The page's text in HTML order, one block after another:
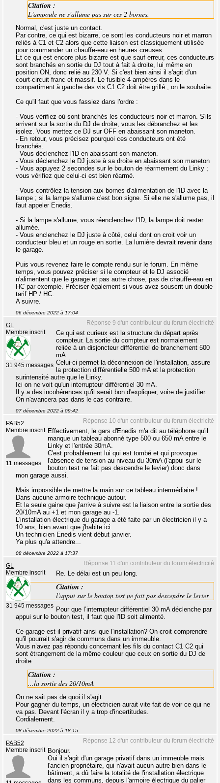
Citation :
L'ampoule ne s'allume pas sur ces 2 bornes.
Normal, c'est juste un contact.
Par contre, ce qui est bizarre, ce sont les conducteurs noir et marron
reliés à C1 et C2 alors que cette liaison est classiquement utilisée
pour commander un chauffe-eau en heures creuses.
Et ce qui est encore plus bizarre est que sauf erreur, ces conducteurs
sont branchés en sortie du DJ tout à fait à droite, lui même en
position ON, donc relié au 230 V. Si c'est bien ainsi il s'agit d'un
court-circuit franc et massif. Le fusible 4 ampères dans le
compartiment à gauche des vis C1 C2 doit être grillé ; on le souhaite.
Ce qu'il faut que vous fassiez dans l'ordre :
- Vous vérifiez où sont branchés les conducteurs noir et marron. S'ils
arrivent sur la sortie du DJ de droite, vous les débranchez et les
isolez. Vous mettez ce DJ sur OFF en abaissant son maneton.
- En retour, vous précisez pourquoi ces conducteurs ont été
branchés.
- Vous déclenchez l'ID en abaissant son maneton.
- Vous déclenchez le DJ juste à sa droite en abaissant son maneton
- Vous appuyez 2 secondes sur le bouton de réarmement du Linky ;
vous vérifiez que celui-ci est bien réarmé.
- Vous contrôlez la tension aux bornes d'alimentation de l'ID avec la
lampe ; si la lampe s'allume c'est bon signe. Si elle ne s'allume pas, il
faut appeler Enedis.
- Si la lampe s'allume, vous réenclenchez l'ID, la lampe doit rester
allumée.
- Vous enclenchez le DJ juste à côté, celui dont on croit voir un
conducteur bleu et un rouge en sortie. La lumière devrait revenir dans
le garage.
Puis vous revenez faire le compte rendu sur le forum. En même
temps, vous pouvez préciser si le compteur et le DJ associé
n'alimentent que le garage et pas autre chose, pas de chauffe-eau en
HC par exemple. Préciser également si vous avez souscrit un double
tarif HP / HC.
A suivre.
06 décembre 2022 à 17:04
Réponse 9 d'un contributeur du forum électricité
GL
Membre inscrit
31 945 messages
Ce qui est curieux est la structure du départ après
compteur. La sortie du compteur est normalement
reliée à un disjoncteur différentiel de branchement 500
mA.
Celui-ci permet la déconnexion de l'installation, assure
la protection différentielle 500 mA et la protection
surintensité autre que le Linky.
Ici on ne voit qu'un interrupteur différentiel 30 mA.
Il y a des incohérences qu'il serait bon d'expliquer, voire de justifier.
On n'avancera pas dans le cas contraire.
07 décembre 2022 à 09:42
Réponse 10 d'un contributeur du forum électricité
PAB52
Membre inscrit
11 messages
Effectivement, le gars d'Enedis m'a dit au téléphone qu'il
manque un tableau abonné type 500 ou 650 mA entre le
Linky et l'entrée 30mA.
C'est probablement lui qui est tombé et qui provoque
l'absence de tension au niveau du 30mA (l'appui sur le
bouton test ne fait pas descendre le levier) donc dans
mon garage aussi.
Mais impossible de mettre la main sur ce tableau intermédiaire !
Dans aucune armoire technique autour.
Et la seule gaine que j'arrive à suivre est la liaison entre la sortie des
20/10mA au +1 et mon garage au -1.
L'installation électrique du garage a été faite par un électricien il y a
10 ans, bien avant que j'habite ici.
Un technicien Enedis vient début janvier.
Ya plus qu'a attendre...
08 décembre 2022 à 17:37
Réponse 11 d'un contributeur du forum électricité
GL
Membre inscrit
31 945 messages
Re. Le délai est un peu long.
Citation :
l'appui sur le bouton test ne fait pas descendre le levier
Pour que l’interrupteur différentiel 30 mA déclenche par
appui sur le bouton test, il faut que l'ID soit alimenté.
Ce garage est-il privatif ainsi que l'installation? On croit comprendre
qu'il pourrait s'agir de communs dans un immeuble.
Vous n’avez pas répondu concernant les fils du contact C1 C2 qui
sont étrangement de la même couleur que ceux en sortie du DJ de
droite.
Citation :
...la sortie des 20/10mA
On ne sait pas de quoi il s'agit.
Pour gagner du temps, un électricien aurait vite fait de voir ce qui ne
va pas. Devant l'écran il y a trop d'incertitudes.
Cordialement.
08 décembre 2022 à 18:15
Réponse 12 d'un contributeur du forum électricité
PAB52
Membre inscrit Bonjour.
Oui il s'agit d'un garage privatif dans un immeuble mais
l'ancien propriétaire, qui n'avait aucun autre bien dans le
bâtiment, a dû faire la totalité de l'installation électrique
dans les communs, depuis l'armoire électrique du palier